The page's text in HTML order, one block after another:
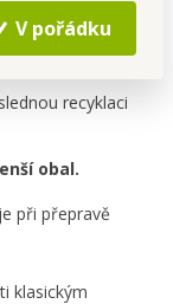
V pořádku
, kterou
recyklaci
obal.
při přepravě
klasickým